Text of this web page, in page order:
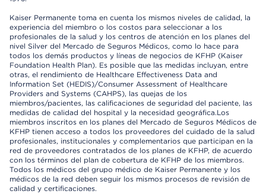
Kaiser Permanente toma en cuenta los mismos niveles de calidad, la
experiencia del miembro o los costos para seleccionar a los
profesionales de la salud y los centros de atención en los planes del
nivel Silver del Mercado de Seguros Médicos, como lo hace para
todos los demás productos y líneas de negocios de KFHP (Kaiser
Foundation Health Plan). Es posible que las medidas incluyan, entre
otras, el rendimiento de Healthcare Effectiveness Data and
Information Set (HEDIS)/Consumer Assessment of Healthcare
Providers and Systems (CAHPS), las quejas de los
miembros/pacientes, las calificaciones de seguridad del paciente, las
medidas de calidad del hospital y la necesidad geográfica.Los
miembros inscritos en los planes del Mercado de Seguros Médicos de
KFHP tienen acceso a todos los proveedores del cuidado de la salud
profesionales, institucionales y complementarios que participan en la
red de proveedores contratados de los planes de KFHP, de acuerdo
con los términos del plan de cobertura de KFHP de los miembros.
Todos los médicos del grupo médico de Kaiser Permanente y los
médicos de la red deben seguir los mismos procesos de revisión de
calidad y certificaciones.